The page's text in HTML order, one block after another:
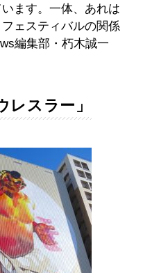
ます。一体、あれは
ェスティバルの関係
編集部・朽木誠一
レスラー」